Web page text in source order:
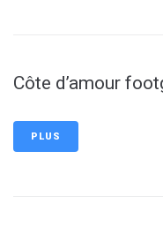
Côte d’amour
PLUS